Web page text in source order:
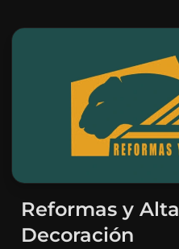
Reformas y Alta
Decoración